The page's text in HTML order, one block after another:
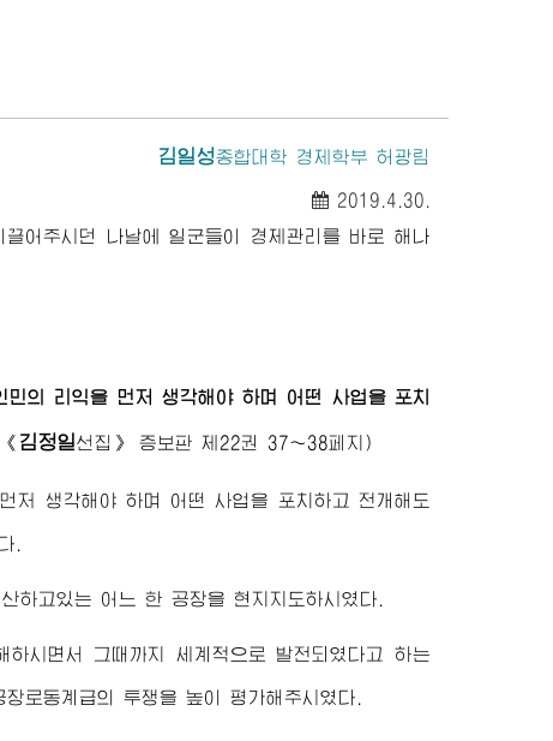
김일성종합대학 경제학부 허광림
2019.4.30.
어주시던 나날에 일군들이 경제관리를 바로 해나
의 리익을 먼저 생각해야 하며 어떤 사업을 포치
《 김정일선집》 증보판 제22권 37～38페지)
저 생각해야 하며 어떤 사업을 포치하고 전개해도
.
하고있는 어느 한 공장을 현지지도하시였다.
시면서 그때까지 세계적으로 발전되였다고 하는
로동계급의 투쟁을 높이 평가해주시였다.